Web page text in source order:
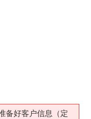
备好客户信息（定